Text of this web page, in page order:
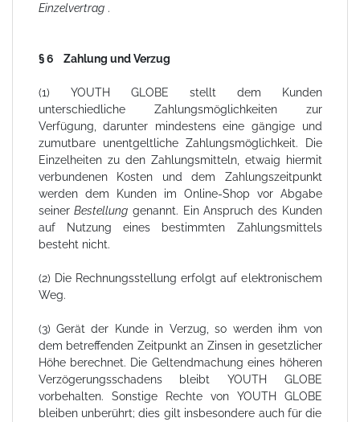
Einzelvertrag .
§ 6 Zahlung und Verzug
(1) YOUTH GLOBE stellt dem Kunden
unterschiedliche Zahlungsmöglichkeiten zur
Verfügung, darunter mindestens eine gängige und
zumutbare unentgeltliche Zahlungsmöglichkeit. Die
Einzelheiten zu den Zahlungsmitteln, etwaig hiermit
verbundenen Kosten und dem Zahlungszeitpunkt
werden dem Kunden im Online-Shop vor Abgabe
seinerBestellung genannt. Ein Anspruch des Kunden
auf Nutzung eines bestimmten Zahlungsmittels
besteht nicht.
(2) Die Rechnungsstellung erfolgt auf elektronischem
Weg.
(3) Gerät der Kunde in Verzug, so werden ihm von
dem betreffenden Zeitpunkt an Zinsen in gesetzlicher
Höhe berechnet. Die Geltendmachung eines höheren
Verzögerungsschadens bleibt YOUTH GLOBE
vorbehalten. Sonstige Rechte von YOUTH GLOBE
bleiben unberührt; dies gilt insbesondere auch für die